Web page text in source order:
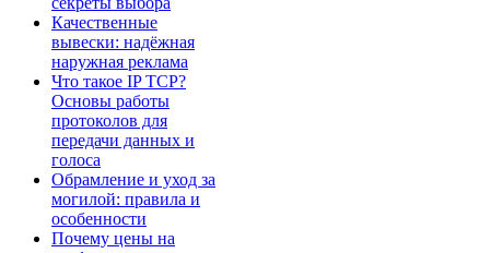
Качественные
вывески: надёжная
наружная реклама
Что такое IP TCP?
Основы работы
протоколов для
передачи данных и
голоса
Обрамление и уход за
могилой: правила и
особенности
Почему цены на